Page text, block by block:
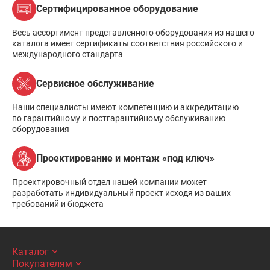
Сертифицированное оборудование
Весь ассортимент представленного оборудования из нашего
каталога имеет сертификаты соответствия российского и
международного стандарта
Сервисное обслуживание
Наши специалисты имеют компетенцию и аккредитацию
по гарантийному и постгарантийному обслуживанию
оборудования
Проектирование и монтаж «под ключ»
Проектировочный отдел нашей компании может
разработать индивидуальный проект исходя из ваших
требований и бюджета
Каталог
Покупателям